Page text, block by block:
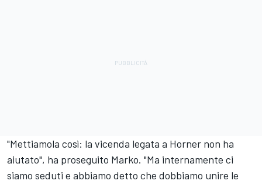
"Mettiamola così: la vicenda legata a Horner non ha
aiutato", ha proseguito Marko. "Ma internamente ci
siamo seduti e abbiamo detto che dobbiamo unire le